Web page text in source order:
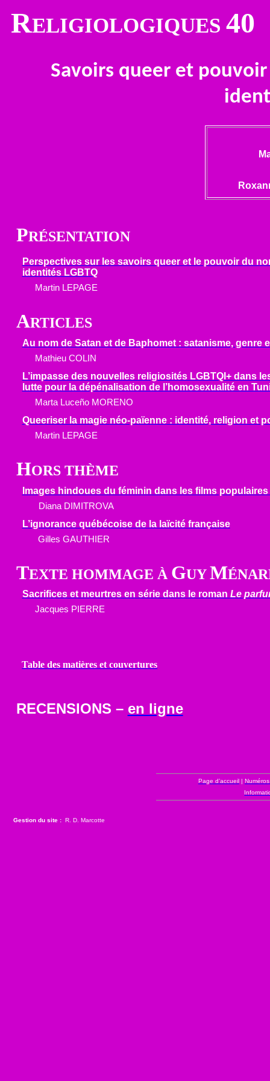
RELIGIOLOGIQUES 40
Savoirs queer et
PRÉSENTATION
Perspectives sur les savoirs queer et le pouvoir du
identités LGBTQ
Martin LEPAGE
ARTICLES
Au nom de Satan et de Baphomet : satanisme, genre
Mathieu COLIN
L’impasse des nouvelles religiosités LGBTQI+ dans
lutte pour la dépénalisation de l’homosexualité en
Marta Luceño MORENO
Queeriser la magie néo-païenne: identité, religion et
Martin LEPAGE
HORS THÈME
Images hindoues du féminin dans les films
Diana DIMITROVA
L’ignorance québécoise de la laïcité française
Gilles GAUTHIER
TEXTE HOMMAGE À GUYM
Sacrifices et meurtres en série dans le roman Le
Jacques PIERRE
Table des matières et couvertures
RECENSIONS – en ligne
Page d’accueil|
Gestion du site : R. D. Marcotte